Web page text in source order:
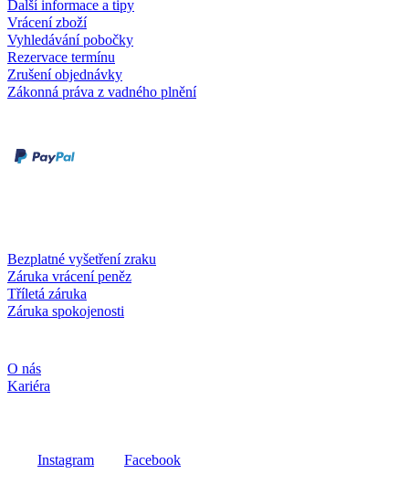
Další informace a tipy
Vrácení zboží
Vyhledávání pobočky
Rezervace termínu
Zrušení objednávky
Zákonná práva z vadného plnění
Bezplatné vyšetření zraku
Záruka vrácení peněz
Tříletá záruka
Záruka spokojenosti
O nás
Kariéra
Instagram Facebook